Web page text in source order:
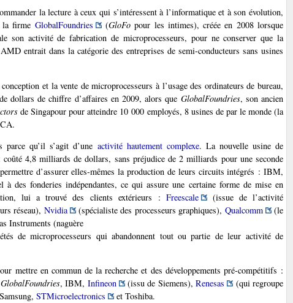
la lecture à ceux qui s’intéressent à l’informatique et à son évolution,
la firme GlobalFoundries (GloFopour les intimes), créée en 2008 lorsque
son activité de fabrication de microprocesseurs, pour ne conserver que la
entrait dans la catégorie des entreprises de semi-conducteurs sans usines
et la vente de microprocesseurs à l’usage des ordinateurs de bureau,
dollars de chiffre d’affaires en 2009, alors que GlobalFoundries, son ancien
de Singapour pour atteindre 10 000 employés, 8 usines de par le monde (la
qu’il s’agit d’une activité hautement complexe. La nouvelle usine de
4,8 milliards de dollars, sans préjudice de 2 milliards pour une seconde
d’assurer elles-mêmes la production de leurs circuits intégrés : IBM,
des fonderies indépendantes, ce qui assure une certaine forme de mise en
lui a trouvé des clients extérieurs : Freescale
(issue de l’activité
réseau), Nvidia (spécialiste des processeurs graphiques), Qualcomm
(le
Instruments (naguère
de microprocesseurs qui abandonnent tout ou partie de leur activité de
mettre en commun de la recherche et des développements pré-compétitifs :
GlobalFoundries, IBM, Infineon (issu de Siemens),Renesas
(qui regroupe
STMicroelectronics
et Toshiba.